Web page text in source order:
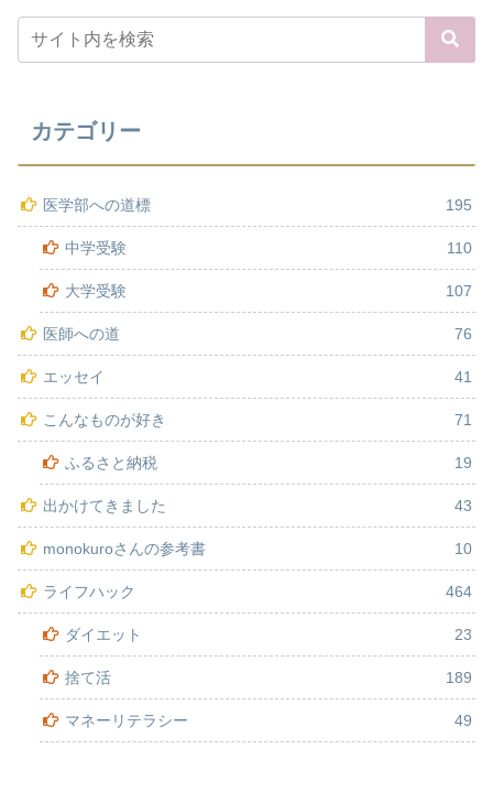
カテゴリー
医学部への道標 195
中学受験 110
大学受験 107
医師への道 76
エッセイ 41
こんなものが好き 71
ふるさと納税 19
出かけてきました 43
monokuroさんの参考書 10
ライフハック 464
ダイエット 23
捨て活 189
マネーリテラシー 49